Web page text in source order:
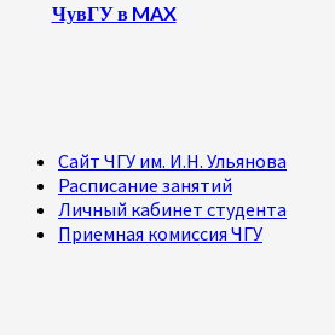
ЧувГУ в MAX
Сайт ЧГУ им. И.Н. Ульянова
Расписание занятий
Личный кабинет студента
Приемная комиссия ЧГУ